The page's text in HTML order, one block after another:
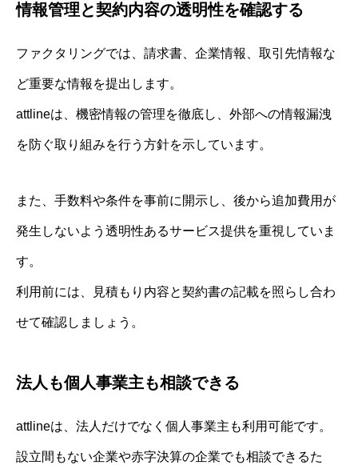
情報管理と契約内容の透明性を確認する
ファクタリングでは、請求書、企業情報、取引先情報な
ど重要な情報を提出します。
attlineは、機密情報の管理を徹底し、外部への情報漏洩
を防ぐ取り組みを行う方針を示しています。
また、手数料や条件を事前に開示し、後から追加費用が
発生しないよう透明性あるサービス提供を重視していま
す。
利用前には、見積もり内容と契約書の記載を照らし合わ
せて確認しましょう。
法人も個人事業主も相談できる
attlineは、法人だけでなく個人事業主も利用可能です。
設立間もない企業や赤字決算の企業でも相談できるた